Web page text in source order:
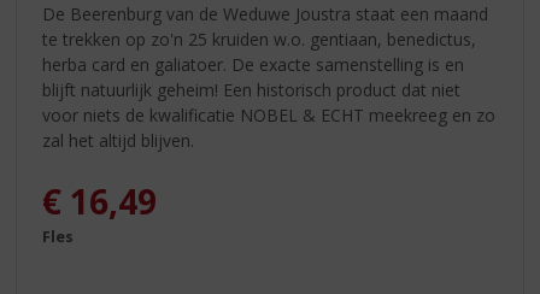
De Beerenburg van de Weduwe Joustra staat een maand
te trekken op zo'n 25 kruiden w.o. gentiaan, benedictus,
herba card en galiatoer. De exacte samenstelling is en
blijft natuurlijk geheim! Een historisch product dat niet
voor niets de kwalificatie NOBEL & ECHT meekreeg en zo
zal het altijd blijven.
€ 16,49
Fles